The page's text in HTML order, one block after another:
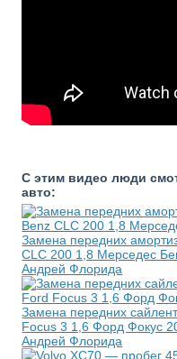
С этим видео люди
авто:
Замена передних
CLC 200 1,8 Мерседес
Андрей Флорида
Замена передних
Focus 3 1,6 Форд Фокус
Андрей Флорида